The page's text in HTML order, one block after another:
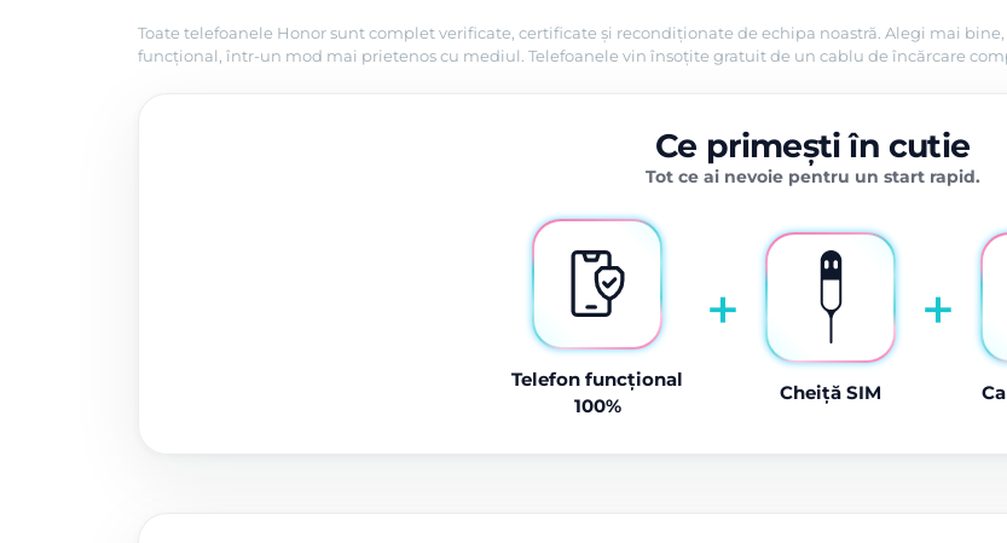
Toate telefoanele Honor sunt complet verificate, certificate și recondiționate de echipa noastră. Alegi mai
funcțional, într-un mod mai prietenos cu mediul. Telefoanele vin însoțite gratuit de un cablu de încărcare
Ce primești în cutie
Tot ce ai nevoie pentru un start rapid.
Telefon funcțional
100%
+
Cheiță SIM
+